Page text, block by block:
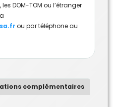
DOM-TOM ou l’étranger
ou par téléphone au
complémentaires